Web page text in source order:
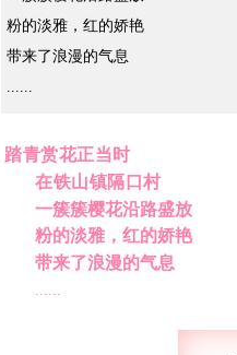
粉的淡雅，红的娇艳
带来了浪漫的气息
......
踏青赏花正当时
在铁山镇隔口村
一簇簇樱花沿路盛放
粉的淡雅，红的娇艳
带来了浪漫的气息
......